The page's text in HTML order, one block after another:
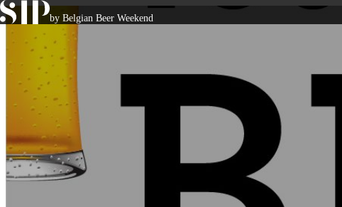
Skip to content
by Belgian Beer Weekend